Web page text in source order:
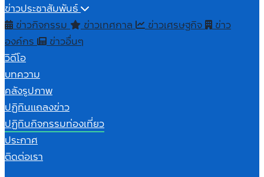
ข่าวประชาสัมพันธ์
ข่าวกิจกรรม
ข่าวเทศกาล ข่าวเศรษฐกิจ ข่าว
องค์กร
ข่าวอื่นๆ
วิดีโอ
บทความ
คลังรูปภาพ
ปฏิทินแถลงข่าว
ปฏิทินกิจกรรมท่องเที่ยว
ประกาศ
ติดต่อเรา